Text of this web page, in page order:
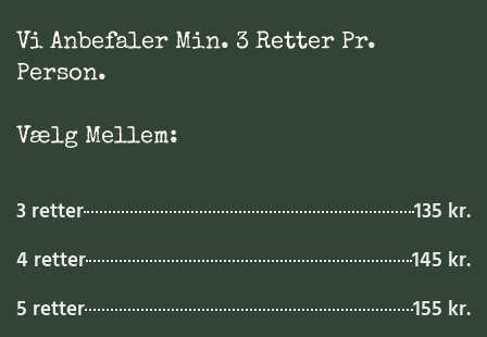
Vi Anbefaler Min. 3 Retter Pr.
Person.
Vælg Mellem:
3 retter
135 kr.
4 retter
145 kr.
5 retter
155 kr.